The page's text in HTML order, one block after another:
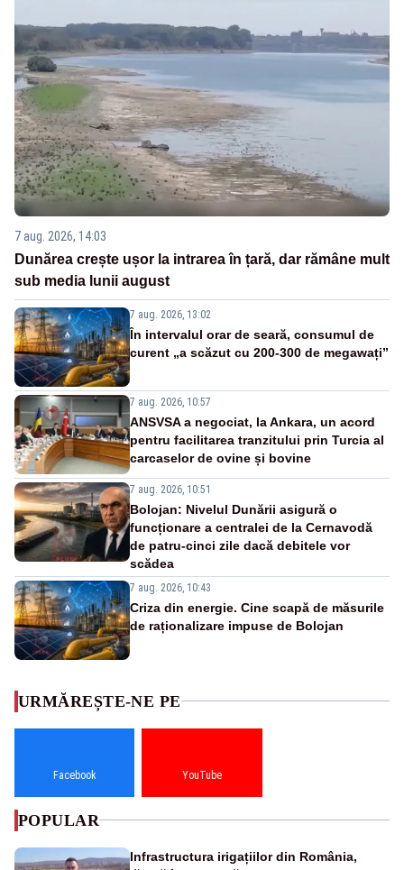
7 aug. 2026, 14:03
Dunărea crește ușor la intrarea în țară, dar rămâne mult
sub media lunii august
7 aug. 2026, 13:02
În intervalul orar de seară, consumul de
curent „a scăzut cu 200-300 de megawați”
7 aug. 2026, 10:57
ANSVSA a negociat, la Ankara, un acord
pentru facilitarea tranzitului prin Turcia al
carcaselor de ovine și bovine
7 aug. 2026, 10:51
Bolojan: Nivelul Dunării asigură o
funcționare a centralei de la Cernavodă
de patru-cinci zile dacă debitele vor
scădea
7 aug. 2026, 10:43
Criza din energie. Cine scapă de măsurile
de raționalizare impuse de Bolojan
URMĂREȘTE-NE PE
Facebook YouTube
POPULAR
Infrastructura irigațiilor din România,